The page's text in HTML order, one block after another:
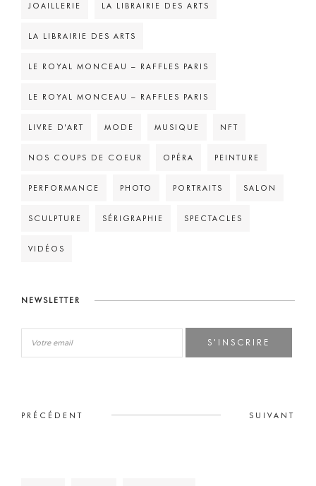
JOAILLERIE LA LIBRAIRIE DES ARTS
LA LIBRAIRIE DES ARTS
LE ROYAL MONCEAU – RAFFLES PARIS
LE ROYAL MONCEAU – RAFFLES PARIS
LIVRE D'ART MODE MUSIQUE NFT
NOS COUPS DE COEUR OPÉRA PEINTURE
PERFORMANCE PHOTO PORTRAITS SALON
SCULPTURE SÉRIGRAPHIE SPECTACLES
VIDÉOS
NEWSLETTER
S'INSCRIRE
PRÉCÉDENT SUIVANT